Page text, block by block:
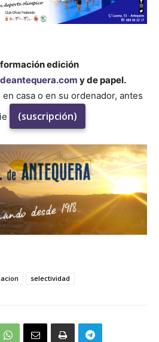
edición
y de papel.
casa o en su ordenador, antes
(suscripción)
selectividad